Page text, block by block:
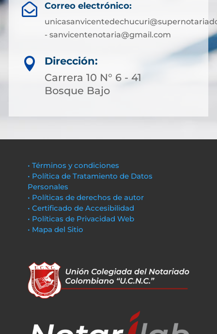
 Correo electrónico:
- sanvicentenotaria@gmail.com

Dirección:
Carrera 10 N° 6 - 41
Bosque Bajo
• Términos y condiciones
• Política de Tratamiento de Datos
Personales
• Políticas de derechos de autor
• Certificado de Accesibilidad
• Políticas de Privacidad Web
• Mapa del Sitio